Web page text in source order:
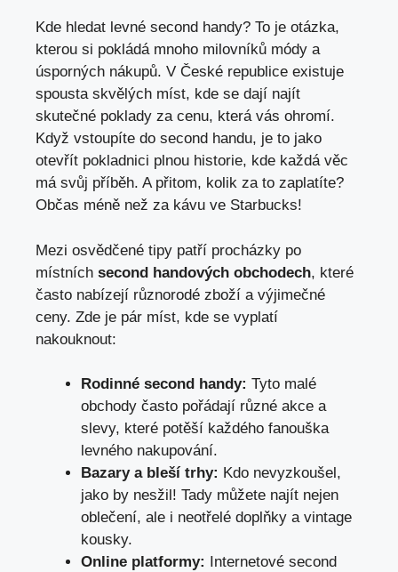
Kde hledat levné⁤ second handy? To je otázka,
kterou si pokládá⁤ mnoho milovníků módy a
úsporných nákupů. V České republice existuje
spousta ​skvělých míst,​ kde se dají najít
skutečné poklady⁤ za cenu, která​ vás ohromí.
Když vstoupíte do second handu, je to jako
otevřít pokladnici ⁢plnou⁢ historie, kde každá ‍věc
⁤má svůj příběh. A přitom, ‌kolik za to zaplatíte?⁢
Občas méně než za ⁤kávu⁢ ve ⁤Starbucks!
Mezi ⁤osvědčené tipy⁢ patří procházky po
místních second handových obchodech, které
často nabízejí různorodé zboží ‍a výjimečné
ceny. Zde ⁣je pár míst, kde se ​vyplatí
nakouknout:
Rodinné second handy: Tyto‍ malé
obchody často pořádají různé akce ⁢a
‌slevy, které potěší každého‌ fanouška
levného nakupování.
Bazary a bleší trhy: Kdo nevyzkoušel,
jako by nesžil! Tady ⁢můžete najít nejen
‍oblečení, ale i neotřelé doplňky a vintage
kousky.
Online platformy: Internetové second ​